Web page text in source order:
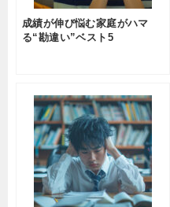
成績が伸び悩む家庭がハマ
る“勘違い”ベスト5